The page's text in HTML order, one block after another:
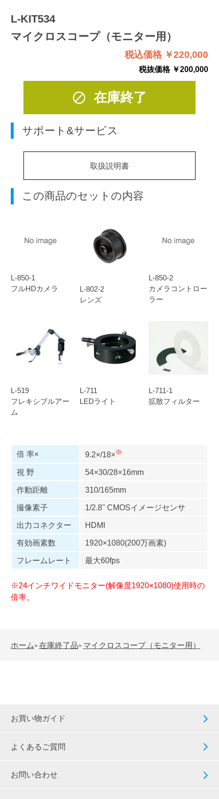
L-KIT534
マイクロスコープ（モニター用）
税込価格 ￥220,000
税抜価格 ￥200,000
在庫終了
サポート&サービス
取扱説明書
この商品のセットの内容
L-850-1
フルHDカメラ
L-802-2
レンズ
L-850-2
カメラコントロー
ラー
L-519
フレキシブルアー
ム
L-711
LEDライト
L-711-1
拡散フィルター
倍 率× 9.2×/18× ※
視 野
54×30/28×16mm
作動距離
310/165mm
撮像素子
1/2.8" CMOSイメージセンサ
出力コネクター
HDMI
有効画素数
1920×1080(200万画素)
フレームレート
最大60fps
※24インチワイドモニター(解像度1920×1080)使用時の
倍率。
ホーム> 在庫終了品> マイクロスコープ（モニター用）
お買い物ガイド
よくあるご質問
お問い合わせ